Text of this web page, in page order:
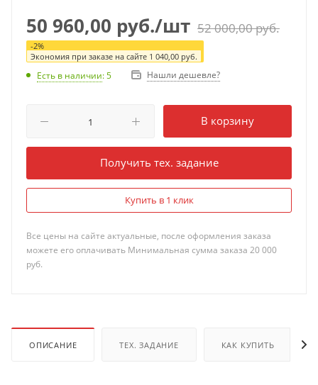
50 960,00 руб./шт 52 000,00руб.
-2%
Экономия при заказе на сайте 1 040,00 руб.
Есть в наличии: 5 Нашли дешевле?
В корзину
Получить тех. задание
Купить в 1 клик
Все цены на сайте актуальные, после оформления заказа
можете его оплачивать Минимальная сумма заказа 20 000
руб.
ОПИСАНИЕ ТЕХ. ЗАДАНИЕ КАК КУПИТЬ